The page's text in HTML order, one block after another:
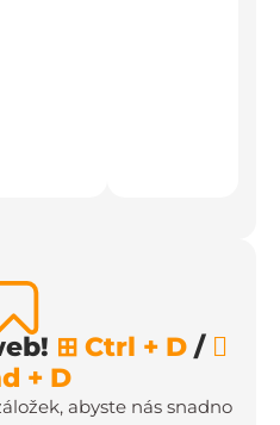
⊞ Ctrl + D / 
+ D
abyste nás snadno